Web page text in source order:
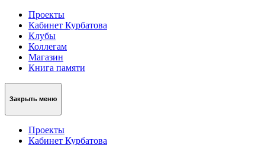
Проекты
Кабинет Курбатова
Клубы
Коллегам
Магазин
Книга памяти
Закрыть меню
Проекты
Кабинет Курбатова